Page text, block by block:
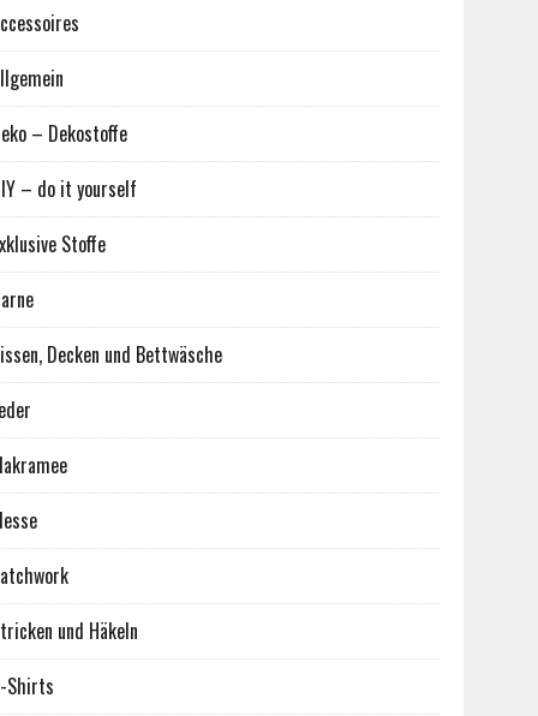
– Dekostoffe
– do it yourself
Stoffe
Decken und Bettwäsche
und Häkeln
Shirts